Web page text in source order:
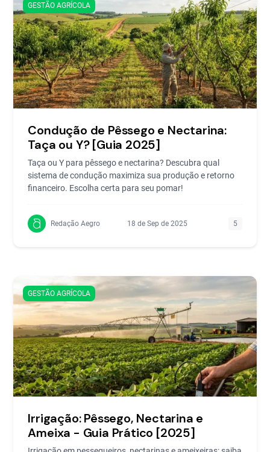
GESTÃO AGRÍCOLA
Condução de Pêssego e Nectarina:
Taça ou Y? [Guia 2025]
Taça ou Y para pêssego e nectarina? Descubra qual
sistema de condução maximiza sua produção e retorno
financeiro. Escolha certa para seu pomar!
Redação Aegro 18 de Sep de 2025 5
GESTÃO AGRÍCOLA
Irrigação: Pêssego, Nectarina e
Ameixa - Guia Prático [2025]